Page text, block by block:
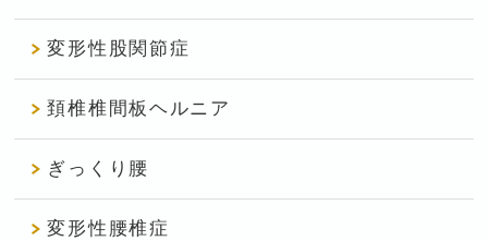
変形性股関節症
頚椎椎間板ヘルニア
ぎっくり腰
変形性腰椎症